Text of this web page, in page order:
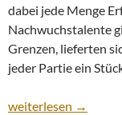
dabei jede Menge
Nachwuchstalente
Grenzen, lieferten
jeder Partie ein
Erfolgreiches
weiterlesen →